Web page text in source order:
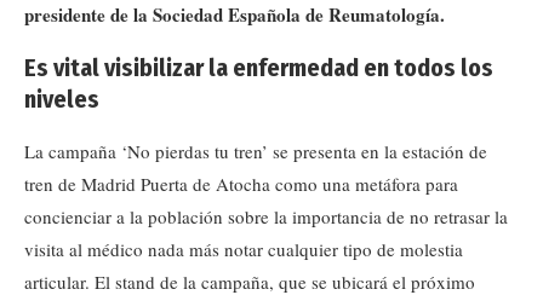
presidente de la Sociedad Española de Reumatología.
Es vital visibilizar la enfermedad en todos los
niveles
La campaña ‘No pierdas tu tren’ se presenta en la estación de
tren de Madrid Puerta de Atocha como una metáfora para
concienciar a la población sobre la importancia de no retrasar la
visita al médico nada más notar cualquier tipo de molestia
articular. El stand de la campaña, que se ubicará el próximo